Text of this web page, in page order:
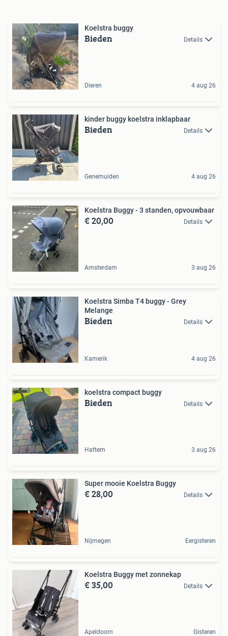
Koelstra buggy
Bieden Details
Dieren 4 aug 26
kinder buggy koelstra inklapbaar
Bieden Details
Genemuiden 4 aug 26
Koelstra Buggy - 3 standen, opvouwbaar
€ 20,00 Details
Amsterdam 3 aug 26
Koelstra Simba T4 buggy - Grey
Melange
Bieden Details
Kamerik 4 aug 26
koelstra compact buggy
Bieden Details
Hattem 3 aug 26
Super mooie Koelstra Buggy
€ 28,00 Details
Nijmegen Eergisteren
Koelstra Buggy met zonnekap
€ 35,00 Details
Apeldoorn Gisteren